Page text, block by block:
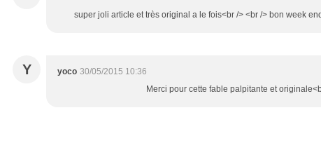
super joli article et très original a le fois<br /> <br /> bon week
Y yoco 30/05/2015 10:36
Merci pour cette fable palpitante et